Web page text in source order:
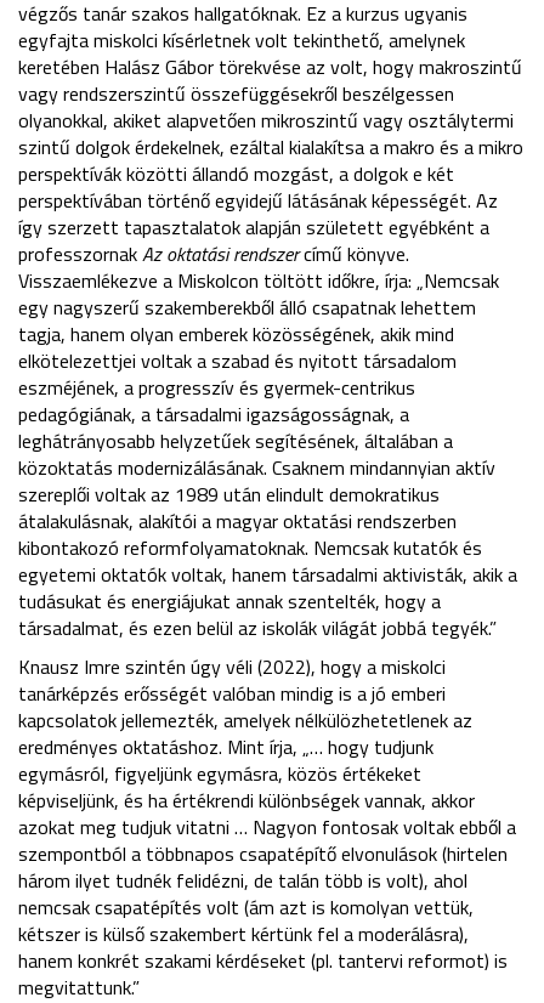
végzős tanár szakos hallgatóknak. Ez a kurzus ugyanis
egyfajta miskolci kísérletnek volt tekinthető, amelynek
keretében Halász Gábor törekvése az volt, hogy makroszintű
vagy rendszerszintű összefüggésekről beszélgessen
olyanokkal, akiket alapvetően mikroszintű vagy osztálytermi
szintű dolgok érdekelnek, ezáltal kialakítsa a makro és a mikro
perspektívák közötti állandó mozgást, a dolgok e két
perspektívában történő egyidejű látásának képességét. Az
így szerzett tapasztalatok alapján született egyébként a
professzornakAz oktatási rendszercímű könyve.
Visszaemlékezve a Miskolcon töltött időkre, írja: „Nemcsak
egy nagyszerű szakemberekből álló csapatnak lehettem
tagja, hanem olyan emberek közösségének, akik mind
elkötelezettjei voltak a szabad és nyitott társadalom
eszméjének, a progresszív és gyermek-centrikus
pedagógiának, a társadalmi igazságosságnak, a
leghátrányosabb helyzetűek segítésének, általában a
közoktatás modernizálásának. Csaknem mindannyian aktív
szereplői voltak az 1989 után elindult demokratikus
átalakulásnak, alakítói a magyar oktatási rendszerben
kibontakozó reformfolyamatoknak. Nemcsak kutatók és
egyetemi oktatók voltak, hanem társadalmi aktivisták, akik a
tudásukat és energiájukat annak szentelték, hogy a
társadalmat, és ezen belül az iskolák világát jobbá tegyék.”
Knausz Imre szintén úgy véli (2022), hogy a miskolci
tanárképzés erősségét valóban mindig is a jó emberi
kapcsolatok jellemezték, amelyek nélkülözhetetlenek az
eredményes oktatáshoz. Mint írja, „… hogy tudjunk
egymásról, figyeljünk egymásra, közös értékeket
képviseljünk, és ha értékrendi különbségek vannak, akkor
azokat meg tudjuk vitatni … Nagyon fontosak voltak ebből a
szempontból a többnapos csapatépítő elvonulások (hirtelen
három ilyet tudnék felidézni, de talán több is volt), ahol
nemcsak csapatépítés volt (ám azt is komolyan vettük,
kétszer is külső szakembert kértünk fel a moderálásra),
hanem konkrét szakami kérdéseket (pl. tantervi reformot) is
megvitattunk.”